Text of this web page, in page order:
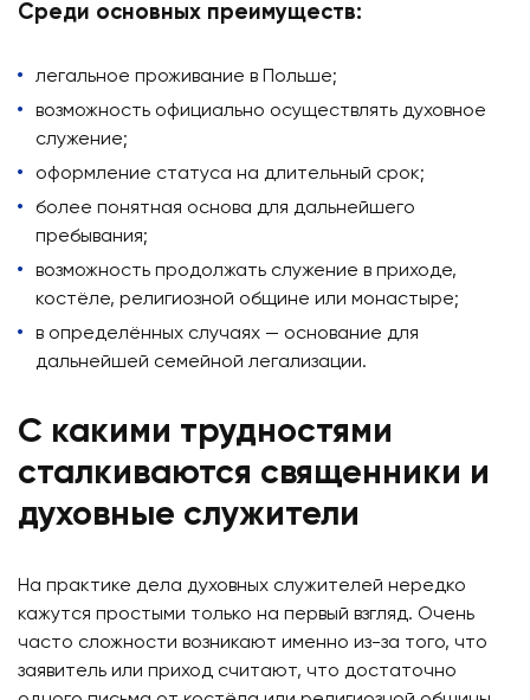
Среди основных преимуществ:
легальное проживание в Польше;
возможность официально осуществлять духовное
служение;
оформление статуса на длительный срок;
более понятная основа для дальнейшего
пребывания;
возможность продолжать служение в приходе,
костёле, религиозной общине или монастыре;
в определённых случаях — основание для
дальнейшей семейной легализации.
С какими трудностями
сталкиваются священники и
духовные служители
На практике дела духовных служителей нередко
кажутся простыми только на первый взгляд. Очень
часто сложности возникают именно из-за того, что
заявитель или приход считают, что достаточно